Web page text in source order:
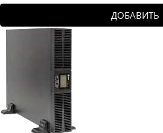
ДОБАВИТЬ